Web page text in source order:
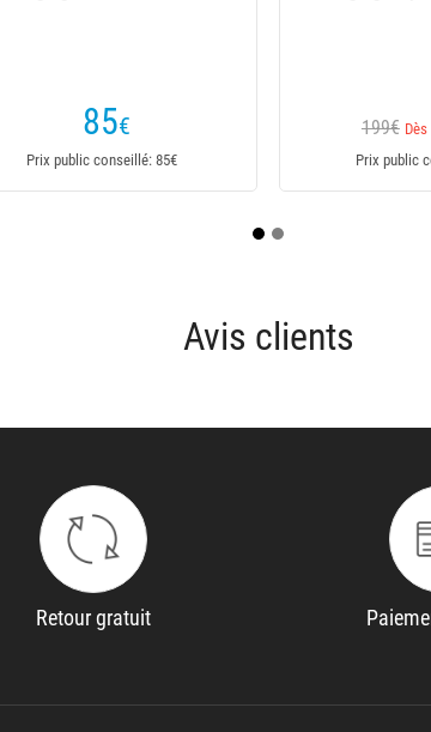
659€
€
Prix public conseillé: 49€
Avis clients
Retour gratuit